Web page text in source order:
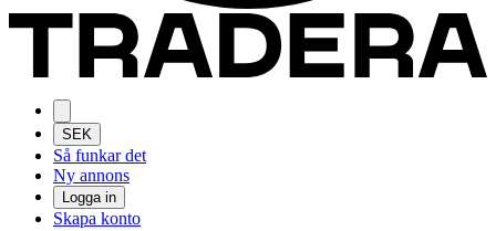
SEK
Så funkar det
Ny annons
Logga in
Skapa konto